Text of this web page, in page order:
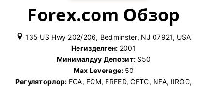
Forex.com Обзор
135 US Hwy 202/206, Bedminster, NJ 07921, USA
Негизделген: 2001
Минималдуу Депозит: $50
Max Leverage: 50
Регуляторлор: FCA, FCM, FRFED, CFTC, NFA, IIROC,